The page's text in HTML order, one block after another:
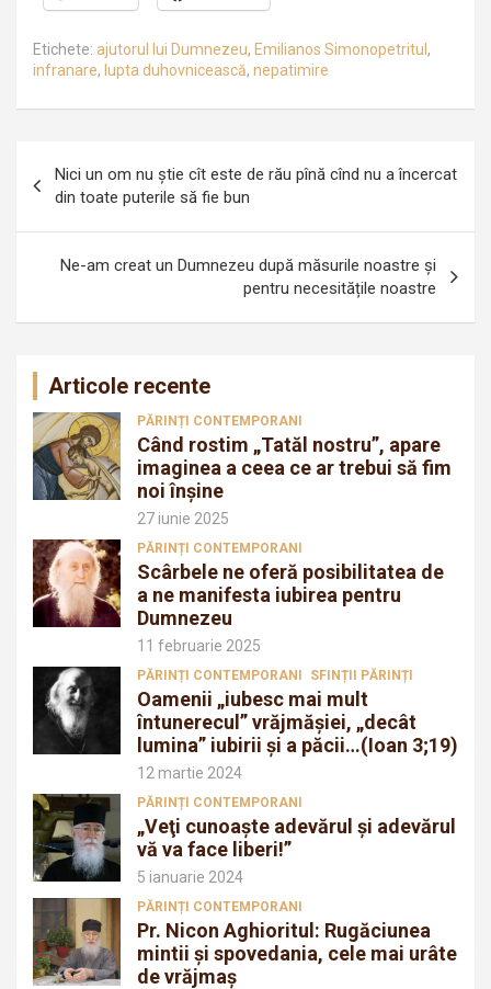
Etichete: ajutorul lui Dumnezeu, Emilianos Simonopetritul ,
infranare, lupta duhovnicească, nepatimire
în
articole
Nici un om nu ştie cît este de rău pînă cînd nu a încercat
din toate puterile să fie bun
Ne-am creat un Dumnezeu după măsurile noastre și
pentru necesitățile noastre
Articole recente
PĂRINȚI CONTEMPORANI
Când rostim „Tatăl nostru”, apare
imaginea a ceea ce ar trebui să fim
noi înșine
27 iunie 2025
PĂRINȚI CONTEMPORANI
Scârbele ne oferă posibilitatea de
a ne manifesta iubirea pentru
Dumnezeu
11 februarie 2025
PĂRINȚI CONTEMPORANI SFINȚII PĂRINȚI
Oamenii „iubesc mai mult
întunerecul” vrăjmăşiei, „decât
lumina” iubirii şi a păcii…(Ioan 3;19)
12 martie 2024
PĂRINȚI CONTEMPORANI
„Veţi cunoaşte adevărul şi adevărul
vă va face liberi!”
5 ianuarie 2024
PĂRINȚI CONTEMPORANI
Pr. Nicon Aghioritul: Rugăciunea
mintii și spovedania, cele mai urâte
de vrăjmaș